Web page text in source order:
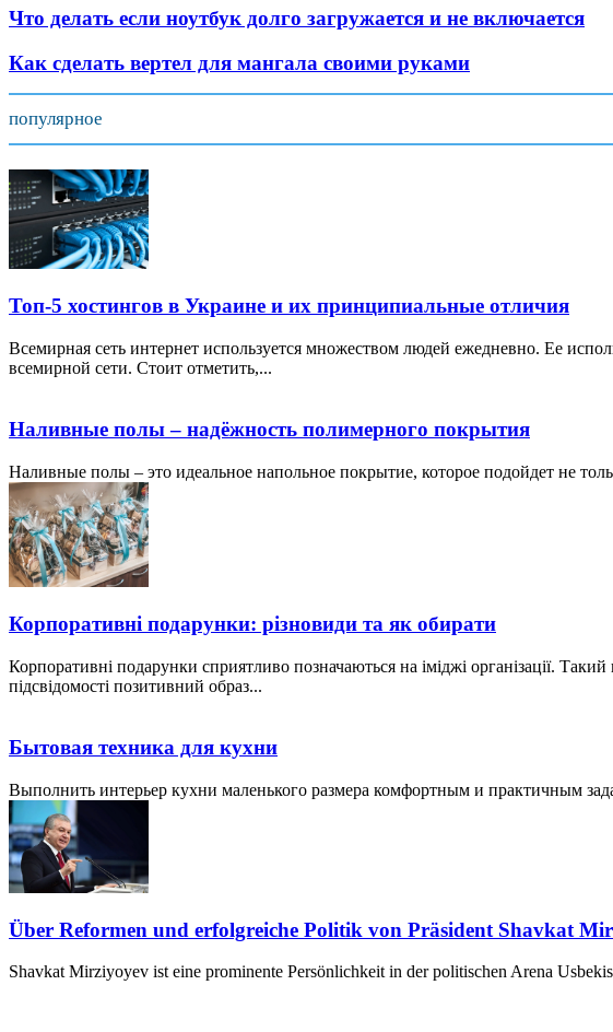
Что делать если ноутбук долго загружается и не включается
Как сделать вертел для мангала своими руками
популярное
Топ-5 хостингов в Украине и их принципиальные отличия
Всемирная сеть интернет используется множеством людей ежедневно. Ее
всемирной сети. Стоит отметить,...
Наливные полы – надёжность полимерного покрытия
Наливные полы – это идеальное напольное покрытие, которое подойдет не
Корпоративні подарунки: різновиди та як обирати
Корпоративні подарунки сприятливо позначаються на іміджі організації.
підсвідомості позитивний образ...
Бытовая техника для кухни
Выполнить интерьер кухни маленького размера комфортным и практичным
Über Reformen und erfolgreiche Politik von Präsident Shavkat
Shavkat Mirziyoyev ist eine prominente Persönlichkeit in der politischen Arena